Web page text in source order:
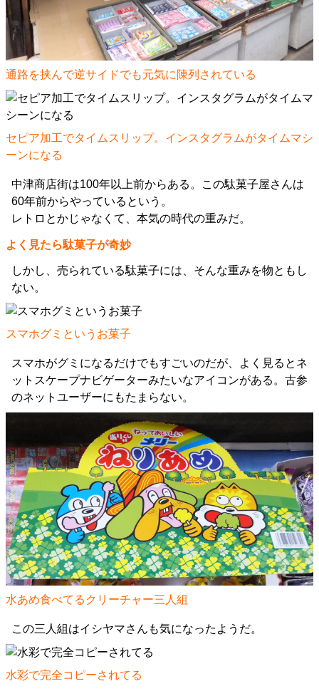
通路を挟んで逆サイドでも元気に陳列されている
セピア加工でタイムスリップ。インスタグラムがタイムマシ
ーンになる
中津商店街は100年以上前からある。この駄菓子屋さんは
60年前からやっているという。
レトロとかじゃなくて、本気の時代の重みだ。
よく見たら駄菓子が奇妙
しかし、売られている駄菓子には、そんな重みを物ともし
ない。
スマホグミというお菓子
スマホがグミになるだけでもすごいのだが、よく見るとネ
ットスケープナビゲーターみたいなアイコンがある。古参
のネットユーザーにもたまらない。
水あめ食べてるクリーチャー三人組
この三人組はイシヤマさんも気になったようだ。
水彩で完全コピーされてる